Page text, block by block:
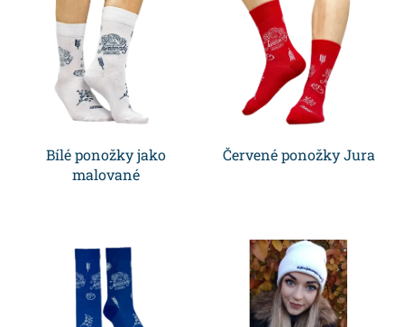
Bílé ponožky jako
malované
Červené ponožky Jura